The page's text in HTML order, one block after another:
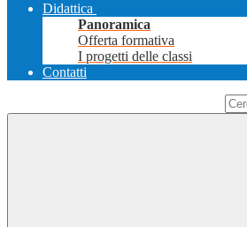
Didattica
Panoramica
Offerta formativa
I progetti delle classi
Contatti